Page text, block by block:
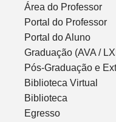
Área do Professor
Portal do Professor
Portal do Aluno
Graduação (AVA /
Pós-Graduação e
Biblioteca Virtual
Biblioteca
Egresso